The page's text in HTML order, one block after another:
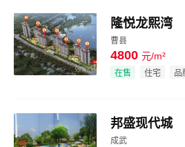
效果图
隆悦龙熙湾
曹县
4800 元/m²
在售 住宅 品
邦盛现代城
成武